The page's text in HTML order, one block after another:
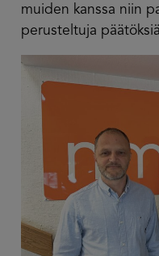
muiden kanssa niin
perusteltuja